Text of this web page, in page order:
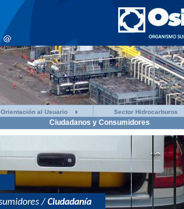
Orientación al Usuario Sector Hidrocarburos
Ciudadanos y Consumidores